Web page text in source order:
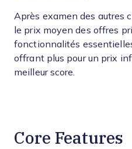
Après examen des autres
le prix moyen des offres
fonctionnalités
offrant plus pour un prix
meilleur score.
Core Features